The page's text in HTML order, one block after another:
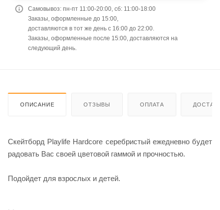
Самовывоз: пн-пт 11:00-20:00, сб: 11:00-18:00
Заказы, оформленные до 15:00,
доставляются в тот же день с 16:00 до 22:00.
Заказы, оформленные после 15:00, доставляются на
следующий день.
ОПИСАНИЕ ОТЗЫВЫ ОПЛАТА
Скейтборд Playlife Hardcore серебристый ежедневно будет
радовать Вас своей цветовой гаммой и прочностью.
Подойдет для взрослых и детей.